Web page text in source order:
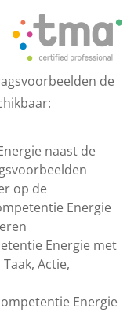
de
naast de
op de
Energie
Energie met
Actie,
Energie